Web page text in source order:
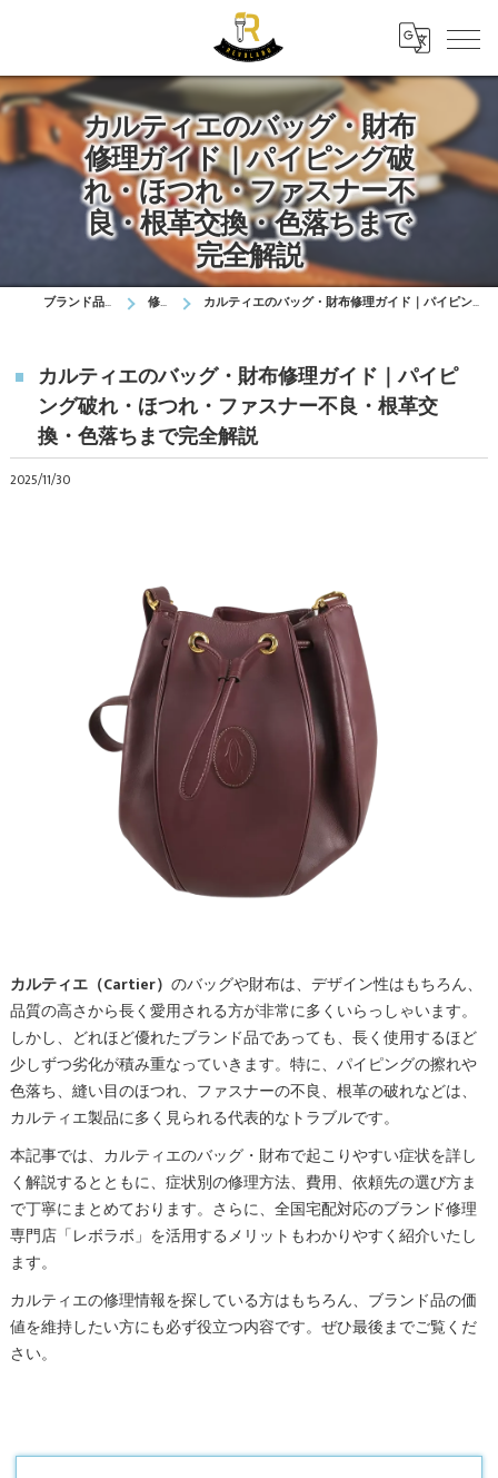
カルティエのバッグ・財布
修理ガイド｜パイピング破
れ・ほつれ・ファスナー不
良・根革交換・色落ちまで
完全解説
ブランド品の修理はレボラボ 修理実績 カルティエのバッグ・財布修理ガイド｜パイピング破れ・ほつれ・ファスナー不良・根革交換・色落ちまで完全解説
カルティエのバッグ・財布修理ガイド｜パイピ
ング破れ・ほつれ・ファスナー不良・根革交
換・色落ちまで完全解説
2025/11/30
カルティエ（Cartier） のバッグや財布は、デザイン性はもちろん、
品質の高さから長く愛用される方が非常に多くいらっしゃいます。
しかし、どれほど優れたブランド品であっても、長く使用するほど
少しずつ劣化が積み重なっていきます。特に、パイピングの擦れや
色落ち、縫い目のほつれ、ファスナーの不良、根革の破れなどは、
カルティエ製品に多く見られる代表的なトラブルです。
本記事では、カルティエのバッグ・財布で起こりやすい症状を詳し
く解説するとともに、症状別の修理方法、費用、依頼先の選び方ま
で丁寧にまとめております。さらに、全国宅配対応のブランド修理
専門店「レボラボ」を活用するメリットもわかりやすく紹介いたし
ます。
カルティエの修理情報を探している方はもちろん、ブランド品の価
値を維持したい方にも必ず役立つ内容です。ぜひ最後までご覧くだ
さい。